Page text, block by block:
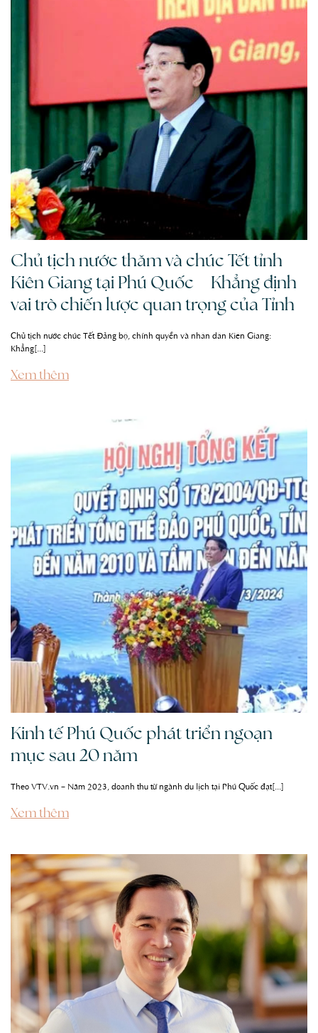
Chủ tịch nước thăm và chúc Tết tỉnh
Kiên Giang tại Phú Quốc – Khẳng định
vai trò chiến lược quan trọng của Tỉnh
Chủ tịch nước chúc Tết Đảng bộ, chính quyền và nhân dân Kiên Giang:
Khẳng[...]
Xem thêm
Kinh tế Phú Quốc phát triển ngoạn
mục sau 20 năm
Theo VTV.vn – Năm 2023, doanh thu từ ngành du lịch tại Phú Quốc đạt[...]
Xem thêm